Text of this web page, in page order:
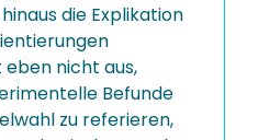
die Explikation
nicht aus,
Befunde
zu referieren,